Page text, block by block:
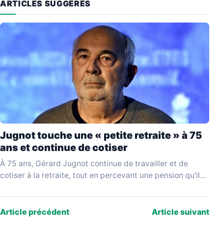
ARTICLES SUGGÉRÉS
Jugnot touche une « petite retraite » à 75
ans et continue de cotiser
À 75 ans, Gérard Jugnot continue de travailler et de
cotiser à la retraite, tout en percevant une pension qu'il
Article précédent Article suivant